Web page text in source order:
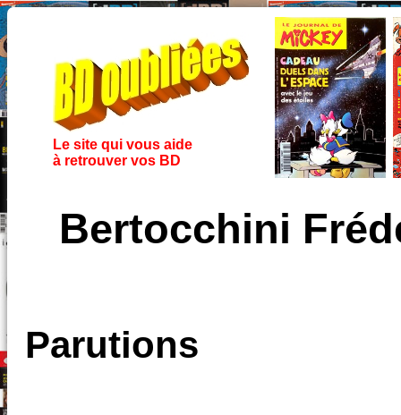
Le site qui vous aide
à retrouver vos BD
Bertocchini
Parutions